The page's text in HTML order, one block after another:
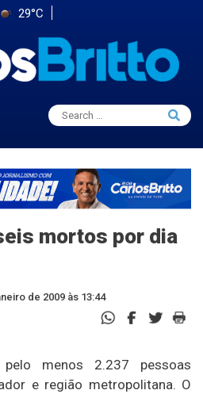
29°C
Search
for:
Search
mortos por dia
de 2009 às 13:44
menos 2.237 pessoas
e região metropolitana. O